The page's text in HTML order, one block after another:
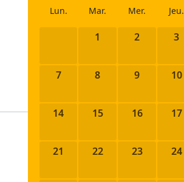
Lun. Mar. Mer. Jeu.
1 2 3
7 8 9 10
14 15 16 17
21 22 23 24